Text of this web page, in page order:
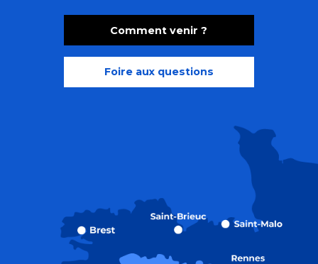
Comment venir ?
Foire aux questions